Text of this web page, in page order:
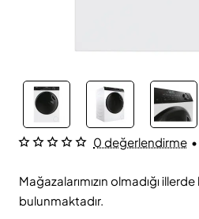
Mağazalarımızın olmadığı
bulunmaktadır.
0 değerlendirme •